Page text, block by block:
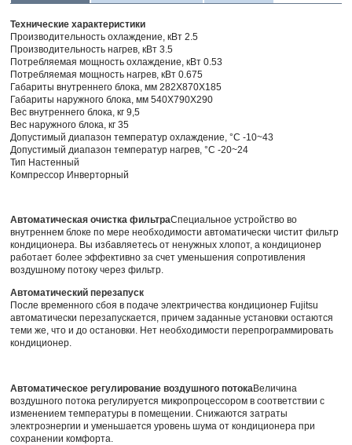
Технические характеристики
Производительность охлаждение, кВт 2.5
Производительность нагрев, кВт 3.5
Потребляемая мощность охлаждение, кВт 0.53
Потребляемая мощность нагрев, кВт 0.675
Габариты внутреннего блока, мм 282Х870Х185
Габариты наружного блока, мм 540Х790Х290
Вес внутреннего блока, кг 9,5
Вес наружного блока, кг 35
Допустимый диапазон температур охлаждение, °C -10~43
Допустимый диапазон температур нагрев, °C -20~24
Тип Настенный
Компрессор Инверторный
Автоматическая очистка фильтраСпециальное устройство во
внутреннем блоке по мере необходимости автоматически чистит фильтр
кондиционера. Вы избавляетесь от ненужных хлопот, а кондиционер
работает более эффективно за счет уменьшения сопротивления
воздушному потоку через фильтр.
Автоматический перезапуск
После временного сбоя в подаче электричества кондиционер Fujitsu
автоматически перезапускается, причем заданные установки остаются
теми же, что и до остановки. Нет необходимости перепрограммировать
кондиционер.
Автоматическое регулирование воздушного потокаВеличина
воздушного потока регулируется микропроцессором в соответствии с
изменением температуры в помещении. Снижаются затраты
электроэнергии и уменьшается уровень шума от кондиционера при
сохранении комфорта.